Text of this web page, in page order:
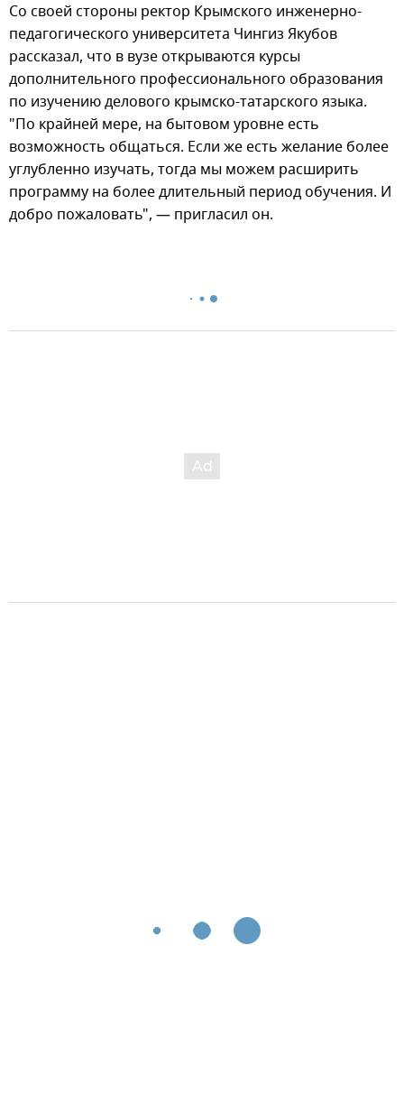
Со своей стороны ректор Крымского инженерно-
педагогического университета Чингиз Якубов
рассказал, что в вузе открываются курсы
дополнительного профессионального образования
по изучению делового крымско-татарского языка.
"По крайней мере, на бытовом уровне есть
возможность общаться. Если же есть желание более
углубленно изучать, тогда мы можем расширить
программу на более длительный период обучения. И
добро пожаловать", — пригласил он.